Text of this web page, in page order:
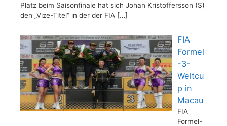
Platz beim Saisonfinale hat sich Johan Kristoffersson (S)
den „Vize-Titel“ in der der FIA […]
FIA
Formel
-3-
Weltcu
p in
Macau
FIA
Formel-